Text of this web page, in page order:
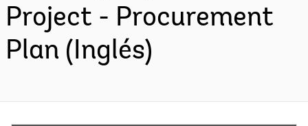
Project - Procurement
Plan (Inglés)